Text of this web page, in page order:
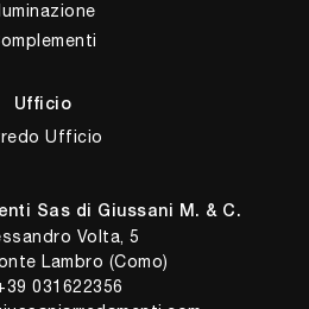
Illuminazione
Ufficio
Ufficio
Sas di Giussani M. & C.
Volta, 5
Lambro (Como)
031622356